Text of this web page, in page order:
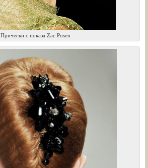
Прически с показа Zac Posen